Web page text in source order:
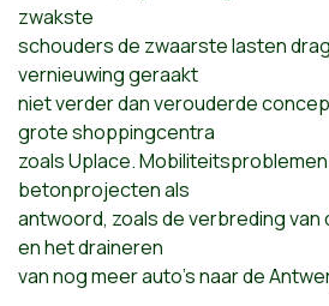
zwakste
schouders de zwaarste lasten
vernieuwing geraakt
niet verder dan verouderde
grote shoppingcentra
zoals Uplace.
betonprojecten als
antwoord, zoals de verbreding van
en het draineren
van nog meer auto's naar de